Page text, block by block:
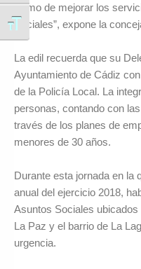
Alternar tamaño de letra
último de mejorar los
Sociales”, expone la
La edil recuerda que su
Ayuntamiento de Cádiz
de la Policía Local. La
personas, contando con
través de los planes de
menores de 30 años.
Durante esta jornada en la
anual del ejercicio 2018,
Asuntos Sociales
La Paz y el barrio de La
urgencia.